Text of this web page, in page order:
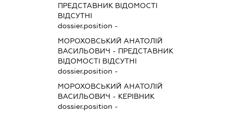
ПРЕДСТАВНИК ВІДОМОСТІ
ВІДСУТНІ
dossier.position -
МОРОХОВСЬКИЙ АНАТОЛІЙ
ВАСИЛЬОВИЧ - ПРЕДСТАВНИК
ВІДОМОСТІ ВІДСУТНІ
dossier.position -
МОРОХОВСЬКИЙ АНАТОЛІЙ
ВАСИЛЬОВИЧ - КЕРІВНИК
dossier.position -